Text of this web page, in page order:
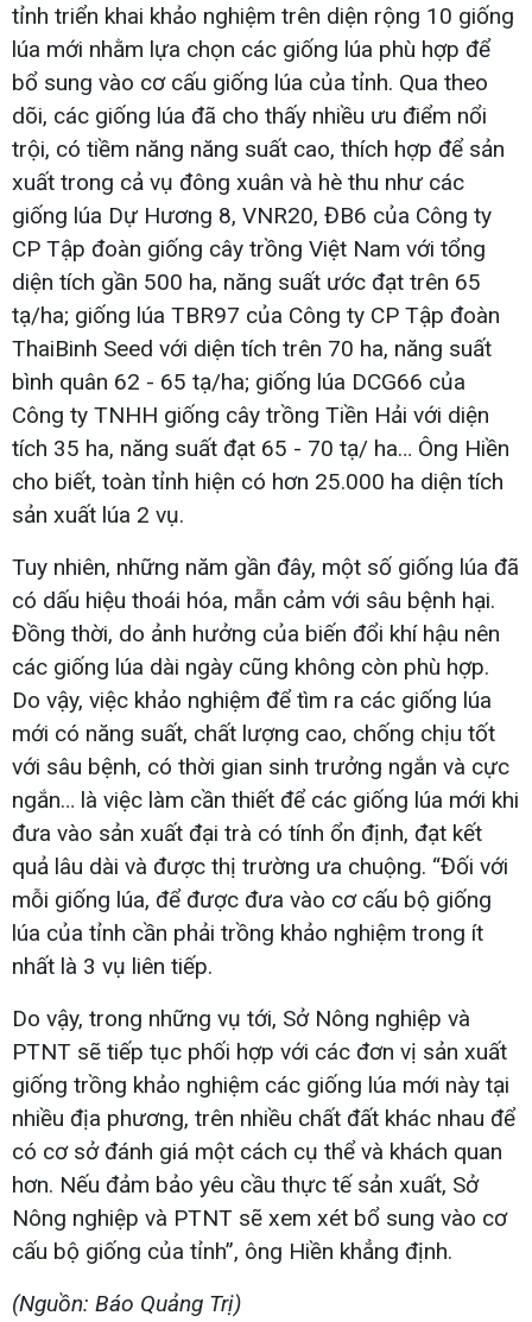
tỉnh triển khai khảo nghiệm trên diện rộng 10 giống
lúa mới nhằm lựa chọn các giống lúa phù hợp để
bổ sung vào cơ cấu giống lúa của tỉnh. Qua theo
dõi, các giống lúa đã cho thấy nhiều ưu điểm nổi
trội, có tiềm năng năng suất cao, thích hợp để sản
xuất trong cả vụ đông xuân và hè thu như các
giống lúa Dự Hương 8, VNR20, ĐB6 của Công ty
CP Tập đoàn giống cây trồng Việt Nam với tổng
diện tích gần 500 ha, năng suất ước đạt trên 65
tạ/ha; giống lúa TBR97 của Công ty CP Tập đoàn
ThaiBinh Seed với diện tích trên 70 ha, năng suất
bình quân 62 - 65 tạ/ha; giống lúa DCG66 của
Công ty TNHH giống cây trồng Tiền Hải với diện
tích 35 ha, năng suất đạt 65 - 70 tạ/ ha… Ông Hiền
cho biết, toàn tỉnh hiện có hơn 25.000 ha diện tích
sản xuất lúa 2 vụ.
Tuy nhiên, những năm gần đây, một số giống lúa đã
có dấu hiệu thoái hóa, mẫn cảm với sâu bệnh hại.
Đồng thời, do ảnh hưởng của biến đổi khí hậu nên
các giống lúa dài ngày cũng không còn phù hợp.
Do vậy, việc khảo nghiệm để tìm ra các giống lúa
mới có năng suất, chất lượng cao, chống chịu tốt
với sâu bệnh, có thời gian sinh trưởng ngắn và cực
ngắn… là việc làm cần thiết để các giống lúa mới khi
đưa vào sản xuất đại trà có tính ổn định, đạt kết
quả lâu dài và được thị trường ưa chuộng. “Đối với
mỗi giống lúa, để được đưa vào cơ cấu bộ giống
lúa của tỉnh cần phải trồng khảo nghiệm trong ít
nhất là 3 vụ liên tiếp.
Do vậy, trong những vụ tới, Sở Nông nghiệp và
PTNT sẽ tiếp tục phối hợp với các đơn vị sản xuất
giống trồng khảo nghiệm các giống lúa mới này tại
nhiều địa phương, trên nhiều chất đất khác nhau để
có cơ sở đánh giá một cách cụ thể và khách quan
hơn. Nếu đảm bảo yêu cầu thực tế sản xuất, Sở
Nông nghiệp và PTNT sẽ xem xét bổ sung vào cơ
cấu bộ giống của tỉnh”, ông Hiền khẳng định.
(Nguồn: Báo Quảng Trị)